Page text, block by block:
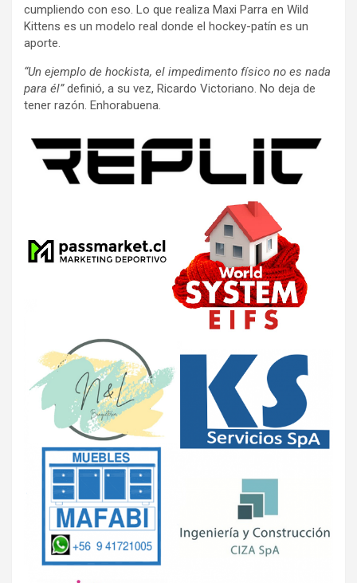
cumpliendo con eso. Lo que realiza Maxi Parra en Wild
Kittens es un modelo real donde el hockey-patín es un
aporte.
“Un ejemplo de hockista, el impedimento físico no es nada
para él”definió, a su vez, Ricardo Victoriano. No deja de
tener razón. Enhorabuena.